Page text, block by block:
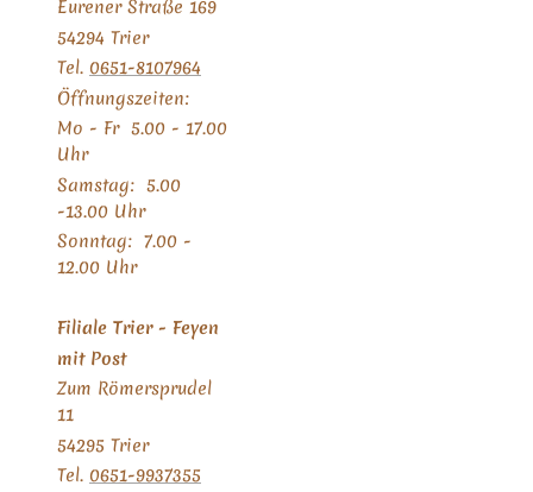
Eurener Straße 169
54294 Trier
Tel. 0651-8107964
Öffnungszeiten:
Mo - Fr 5.00 - 17.00
Uhr
Samstag: 5.00
-13.00 Uhr
Sonntag: 7.00 -
12.00 Uhr
Filiale Trier - Feyen
mit Post
Zum Römersprudel
11
54295 Trier
Tel. 0651-9937355